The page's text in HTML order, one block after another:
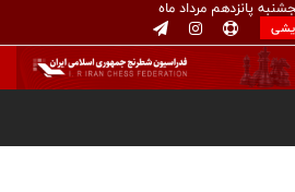
پانزدهم مرداد ماه